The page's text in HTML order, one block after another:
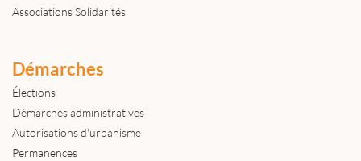
Associations Solidarités
Démarches
Élections
Démarches administratives
Autorisations d'urbanisme
Permanences